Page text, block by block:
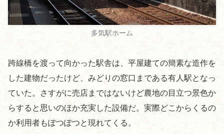
多気駅ホーム
跨線橋を渡って向かった駅舎は、平屋建ての簡素な造作を
した建物だったけど、みどりの窓口まである有人駅となっ
ていた。さすがに売店まではないけど農地の目立つ景色か
らすると思いのほか充実した設備だ。実際どこからくるの
か利用者もぽつぽつと現れてくる。